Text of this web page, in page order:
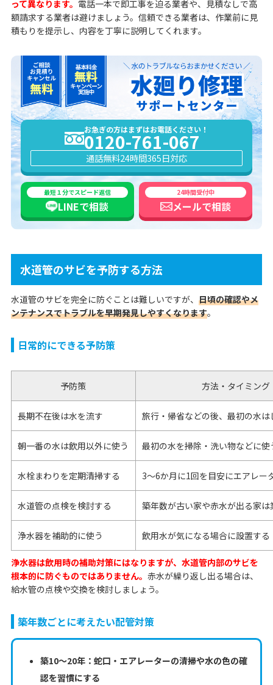
って異なります。 電話一本で即工事を迫る業者や、見積なしで高
額請求する業者は避けましょう。信頼できる業者は、作業前に見
積もりを提示し、内容を丁寧に説明してくれます。
お急ぎの方はまずはお電話ください！
0120-761-067
通話無料24時間365日対応
最短１分でスピード返信
LINEで相談
24時間受付中
メールで相談
水道管のサビを予防する方法
水道管のサビを完全に防ぐことは難しいですが、 日頃の確認やメ
ンテナンスでトラブルを早期発見しやすくなります。
日常的にできる予防策
予防策 方法・タイミング
長期不在後は水を流す 旅行・帰省などの後、最初の水
朝一番の水は飲用以外に使う 最初の水を掃除・洗い物などに使
水栓まわりを定期清掃する 3〜6か月に1回を目安にエアレー
水道管の点検を検討する 築年数が古い家や赤水が出る家
浄水器を補助的に使う 飲用水が気になる場合に設置する
浄水器は飲用時の補助対策にはなりますが、水道管内部のサビを
根本的に防ぐものではありません。 赤水が繰り返し出る場合は、
給水管の点検や交換を検討しましょう。
築年数ごとに考えたい配管対策
築10〜20年：蛇口・エアレーターの清掃や水の色の確
認を習慣にする